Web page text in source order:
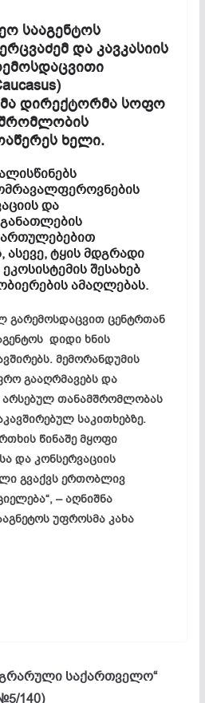
სააგენტოს
და კავკასიის
დირექტორმა სოფო
ხელი.
და
ტყის მდგრადი
შესახებ
ამაღლებას.
გარემოსდაცვით ცენტრთან
დიდი ხნის
მემორანდუმის
გააღრმავებს და
არსებულ თანამშრომლობას
საკითხებზე.
წინაშე მყოფი
და კონსერვაციის
გვაქვს ერთობლივ
– აღნიშნა
უფროსმა კახა
საქართველო“
140)